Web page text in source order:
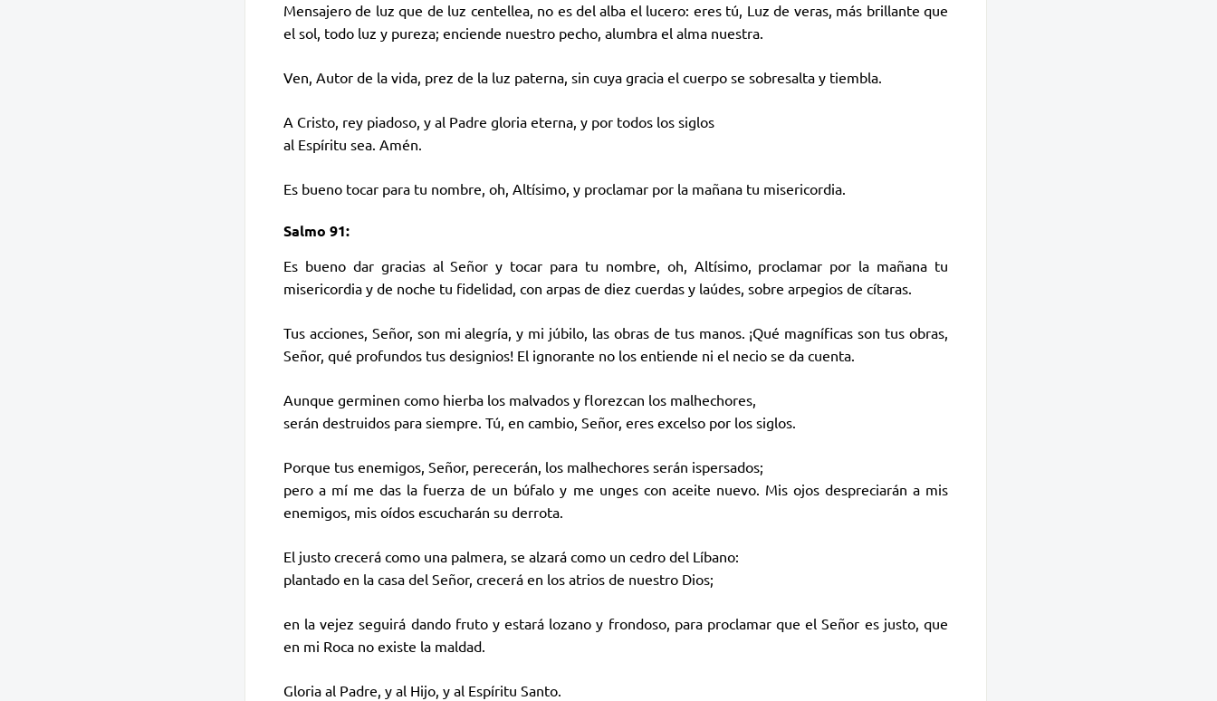
Mensajero de luz que de luz centellea, no es del alba el lucero: eres tú, Luz de veras, más brillante que
el sol, todo luz y pureza; enciende nuestro pecho, alumbra el alma nuestra.
Ven, Autor de la vida, prez de la luz paterna, sin cuya gracia el cuerpo se sobresalta y tiembla.
A Cristo, rey piadoso, y al Padre gloria eterna, y por todos los siglos
al Espíritu sea. Amén.
Es bueno tocar para tu nombre, oh, Altísimo, y proclamar por la mañana tu misericordia.
Salmo 91:
Es bueno dar gracias al Señor y tocar para tu nombre, oh, Altísimo, proclamar por la mañana tu
misericordia y de noche tu fidelidad, con arpas de diez cuerdas y laúdes, sobre arpegios de cítaras.
Tus acciones, Señor, son mi alegría, y mi júbilo, las obras de tus manos. ¡Qué magníficas son tus obras,
Señor, qué profundos tus designios! El ignorante no los entiende ni el necio se da cuenta.
Aunque germinen como hierba los malvados y florezcan los malhechores,
serán destruidos para siempre. Tú, en cambio, Señor, eres excelso por los siglos.
Porque tus enemigos, Señor, perecerán, los malhechores serán ispersados;
pero a mí me das la fuerza de un búfalo y me unges con aceite nuevo. Mis ojos despreciarán a mis
enemigos, mis oídos escucharán su derrota.
El justo crecerá como una palmera, se alzará como un cedro del Líbano:
plantado en la casa del Señor, crecerá en los atrios de nuestro Dios;
en la vejez seguirá dando fruto y estará lozano y frondoso, para proclamar que el Señor es justo, que
en mi Roca no existe la maldad.
Gloria al Padre, y al Hijo, y al Espíritu Santo.